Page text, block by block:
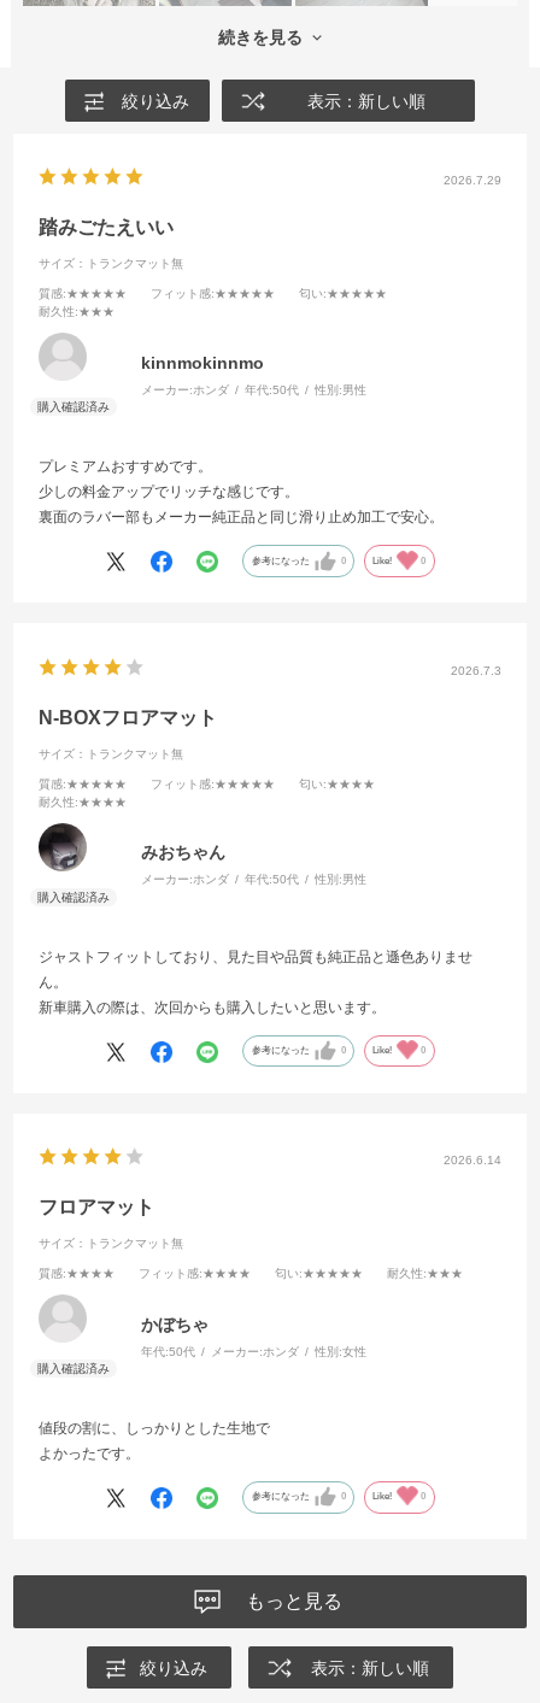
続きを見る
絞り込み 表示：新しい順
2026.7.29
踏みごたえいい
サイズ：トランクマット無
質感:★★★★★ フィット感:★★★★★ 匂い:★★★★★
耐久性:★★★
kinnmokinnmo
メーカー:ホンダ 年代:50代 性別:男性
プレミアムおすすめです。
少しの料金アップでリッチな感じです。
裏面のラバー部もメーカー純正品と同じ滑り止め加工で安心。
参考になった 0 Like! 0
2026.7.3
N-BOXフロアマット
サイズ：トランクマット無
質感:★★★★★ フィット感:★★★★★ 匂い:★★★★
耐久性:★★★★
みおちゃん
メーカー:ホンダ 年代:50代 性別:男性
ジャストフィットしており、見た目や品質も純正品と遜色ありませ
ん。
新車購入の際は、次回からも購入したいと思います。
参考になった 0 Like! 0
2026.6.14
フロアマット
サイズ：トランクマット無
質感:★★★★ フィット感:★★★★ 匂い:★★★★★ 耐久性:★★★
かぼちゃ
年代:50代 メーカー:ホンダ 性別:女性
値段の割に、しっかりとした生地で
よかったです。
参考になった 0 Like! 0
もっと見る
絞り込み 表示：新しい順